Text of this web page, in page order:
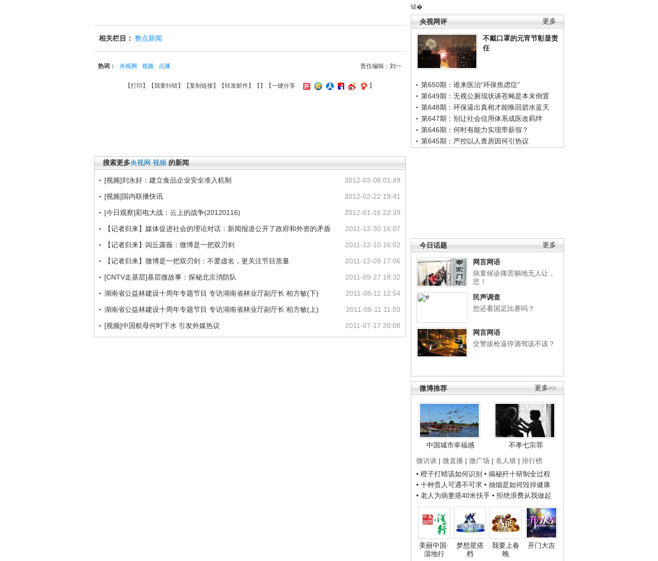
锘�
更多
央视网评
不戴口罩的元宵节彰显责
任
第650期：谁来医治“环保焦虑症”
第649期：无视公厕现状谈苍蝇是本末倒置
第648期：环保逼出真相才能唤回碧水蓝天
第647期：别让社会信用体系成医改羁绊
第646期：何时有能力实现带薪假？
第645期：严控以人查房因何引热议
更多
今日话题
网言网语
病童候诊痛苦躺地无人让，
悲！
民声调查
您还看国足比赛吗？
网言网语
交警拔枪逼停酒驾该不该？
更多>>
微博推荐
中国城市幸福感
不孝七宗罪
微访谈 | 微直播 | 微广场 | 名人墙 | 排行榜
• 橙子打蜡该如何识别 • 揭秘歼十研制全过程
• 十种贵人可遇不可求 • 抽烟是如何毁掉健康
• 老人为病妻搭40米扶手 • 拒绝浪费从我做起
美丽中国·
湿地行
梦想星搭
档
我要上春
晚
开门大吉
相关栏目： 整点新闻
责任编辑：刘一
热词： 央视网 视频 点播
【打印 】【我要纠错】【复制链接】【转发邮件】【 】 【一键分享 】
搜索更多央视网 视频 的新闻
2012-03-08 01:49
[视频]刘永好：建立食品企业安全准入机制
2012-02-22 19:41
[视频]国内联播快讯
2012-01-16 22:39
[今日观察]彩电大战：云上的战争(20120116)
2011-12-30 16:07
【记者归来】媒体促进社会的理论对话：新闻报道公开了政府和外资的矛盾
2011-12-10 16:02
【记者归来】闾丘露薇：微博是一把双刃剑
2011-12-09 17:06
【记者归来】微博是一把双刃剑：不爱虚名，更关注节目质量
2011-09-27 18:32
[CNTV走基层]基层微故事：探秘北京消防队
2011-08-11 12:54
湖南省公益林建设十周年专题节目 专访湖南省林业厅副厅长 柏方敏(下)
2011-08-11 11:03
湖南省公益林建设十周年专题节目 专访湖南省林业厅副厅长 柏方敏(上)
2011-07-17 20:08
[视频]中国航母何时下水 引发外媒热议